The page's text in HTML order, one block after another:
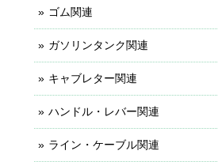
ゴム関連
ガソリンタンク関連
キャブレター関連
ハンドル・レバー関連
ライン・ケーブル関連